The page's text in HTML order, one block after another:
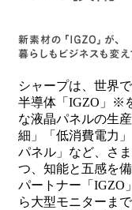
シャープは、世界
半導体「IGZO」※
な液晶パネルの生
細」「低消費電力
パネル」など、さ
つ、知能と五感を
パートナー「IGZO
ら大型モニターま